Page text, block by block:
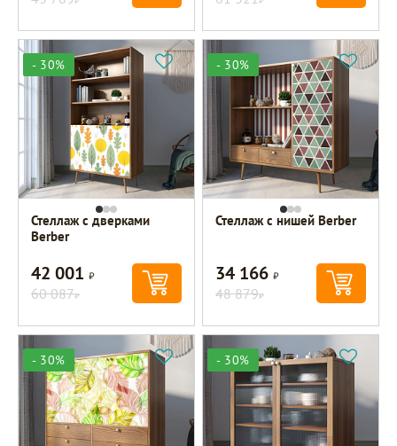
- 30%
Стеллаж с дверками
Berber
42 001Р
60 087Р
- 30%
Стеллаж с нишей Berber
34 166Р
48 879Р
- 30% - 30%